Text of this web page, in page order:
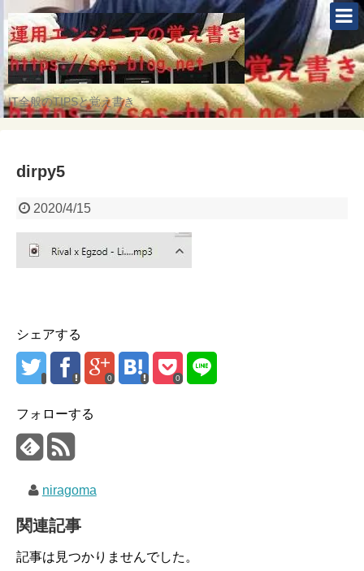
IT全般のTIPSと覚え書き
dirpy5
2020/4/15
シェアする
0 0
フォローする
niragoma
関連記事
記事は見つかりませんでした。